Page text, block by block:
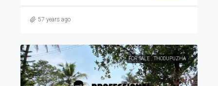
57 years ago
FOR SALE THODUPUZHA